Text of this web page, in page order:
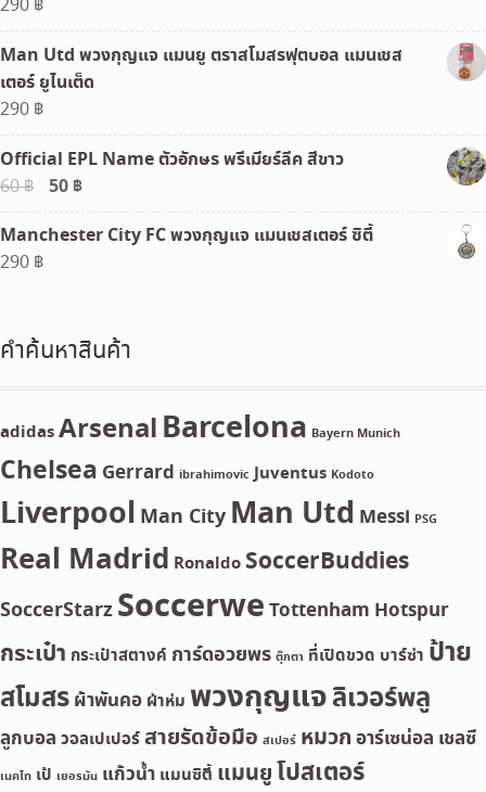
290 ฿
Man Utd พวงกุญแจ แมนยู ตราสโมสรฟุตบอล แมนเชส
เตอร์ ยูไนเต็ด
290 ฿
Official EPL Name ตัวอักษร พรีเมียร์ลีค สีขาว
60฿
Original
price
was:
60 ฿.
50 ฿Current
price
is:
Manchester City FC พวงกุญแจ แมนเชสเตอร์ ซิตี้
290 ฿
คำค้นหาสินค้า
adidasArsenalBarcelona Bayern Munich
Chelsea Gerrard ibrahimovic Juventus Kodoto
Liverpool Man City Man Utd Messi PSG
Real Madrid Ronaldo SoccerBuddies
SoccerStarzSoccerwe Tottenham Hotspur
กระเป๋า กระเป๋าสตางค์ การ์ดอวยพร ตุ๊กตา ที่เปิดขวด บาร์ซ่า ป้าย
สโมสร ผ้าพันคอ ผ้าห่ม พวงกุญแจลิเวอร์พลู
ลูกบอล วอลเปเปอร์สายรัดข้อมือ สเปอร์ หมวก อาร์เซน่อล เชลซี
เนคไท เป้ เยอรมัน แก้วน้ำ แมนซิตี้ แมนยูโปสเตอร์